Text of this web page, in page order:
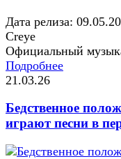
Дата релиза:
Creye
Официальный
Подробнее
21.03.26
Бедственное
играют песни в